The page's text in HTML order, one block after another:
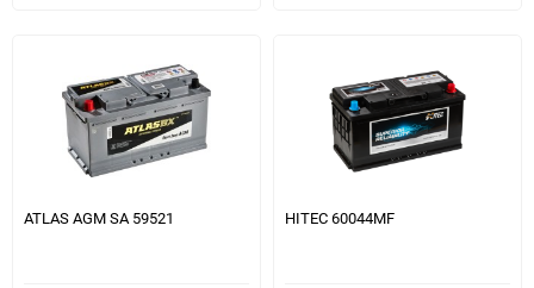
ATLAS AGM SA 59521 HITEC 60044MF